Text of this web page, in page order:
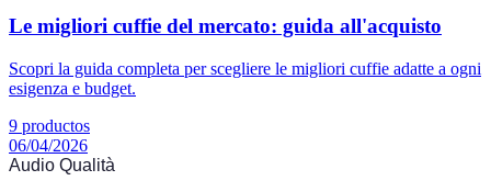
Le migliori cuffie del mercato: guida all'acquisto
Scopri la guida completa per scegliere le migliori cuffie adatte a ogni
esigenza e budget.
9 productos
06/04/2026
Audio Qualità